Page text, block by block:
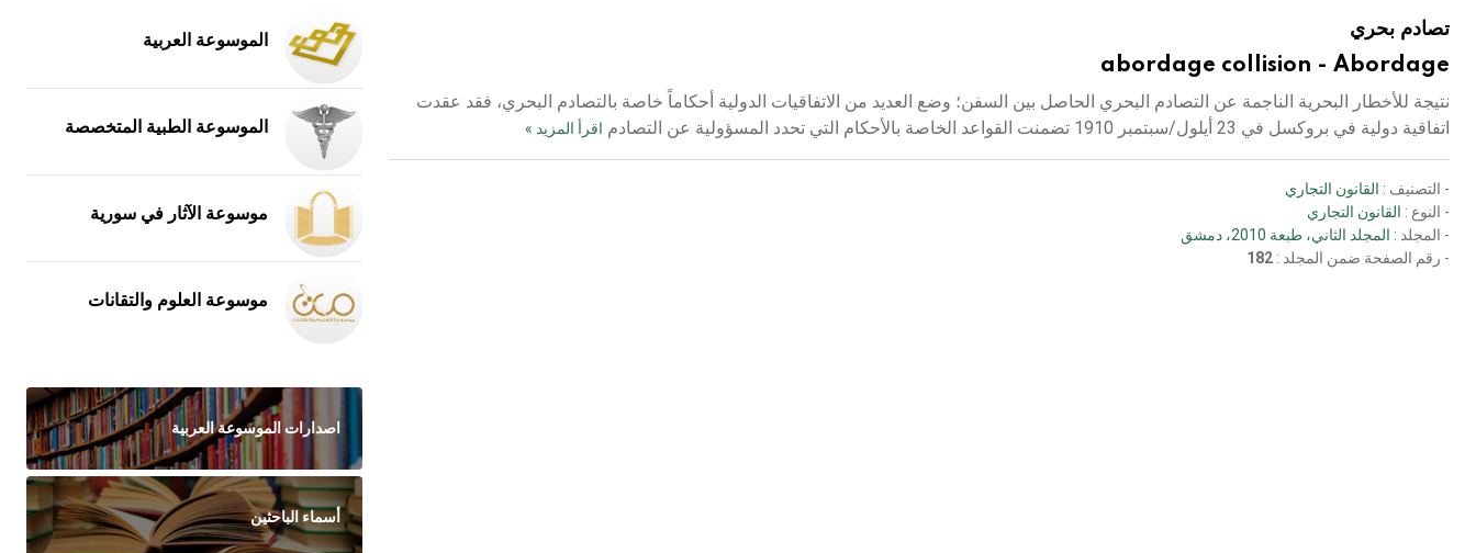
تصادم بحري
abordage collision - Abordage
نتيجة للأخطار البحرية الناجمة عن التصادم البحري الحاصل بين السفن؛ وضع العديد من الاتفاقيات الدولية أحكاماً خاصة بالتصادم البحري، فقد عقدت
اتفاقية دولية في بروكسل في 23 أيلول/سبتمبر 1910 تضمنت القواعد الخاصة بالأحكام التي تحدد المسؤولية عن التصادم
اقرأ المزيد »
- التصنيف : القانون التجاري
- النوع : القانون التجاري
- المجلد : المجلد الثاني، طبعة 2010، دمشق
- رقم الصفحة ضمن المجلد : 182
الموسوعة العربية
الموسوعة الطبية المتخصصة
موسوعة الآثار في سورية
موسوعة العلوم والتقانات
اصدارات الموسوعة العربية
أسماء الباحثين